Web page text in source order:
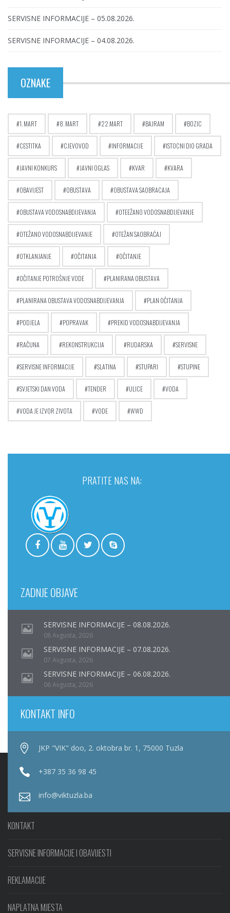
SERVISNE INFORMACIJE – 05.08.2026.
SERVISNE INFORMACIJE – 04.08.2026.
OZNAKE
1. MART 8. MART 22.MART BAJRAM BOZIC
CESTITKA CJEVOVOD INFORMACIJE ISTOCNI DIO GRADA
JAVNI KONKURS JAVNI OGLAS KVAR KVARA
OBAVIJEST OBUSTAVA OBUSTAVA SAOBRACAJA
OBUSTAVA VODOSNABDIJEVANJA OTEEŽANO VODOSNABDIJEVANJE
OTEŽANO VODOSNABDIJEVANJE OTEŽAN SAOBRAĆAJ
OTKLANJANJE OČITANJA OČITANJE
OČITANJE POTROŠNJE VODE PLANIRANA OBUSTAVA
PLANIRANA OBUSTAVA VODOSNABDIJEVANJA PLAN OČITANJA
PODJELA POPRAVAK PREKID VODOSNABDIJEVANJA
RAČUNA REKONSTRUKCIJA RUDARSKA SERVISNE
SERVISNE INFORMACIJE SLATINA STUPARI STUPINE
SVJETSKI DAN VODA TENDER ULICE VODA
VODA JE IZVOR ZIVOTA VODE WWD
PRATITE NAS NA:
ZADNJE OBJAVE
SERVISNE INFORMACIJE – 08.08.2026.
08 Avgusta, 2026
SERVISNE INFORMACIJE – 07.08.2026.
07 Avgusta, 2026
SERVISNE INFORMACIJE – 06.08.2026.
06 Avgusta, 2026
KONTAKT INFO
JKP "VIK" doo, 2. oktobra br. 1, 75000 Tuzla
+387 35 36 98 45
info@viktuzla.ba
KONTAKT
SERVISNE INFORMACIJE I OBAVIJESTI
REKLAMACIJE
NAPLATNA MJESTA